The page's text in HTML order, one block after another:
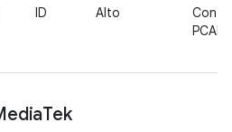
ID Alto
Tek